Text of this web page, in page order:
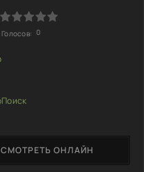
СМОТРЕТЬ ОНЛАЙН
Голосов: 0